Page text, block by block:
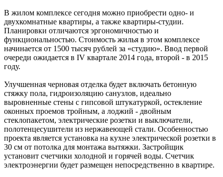
В жилом комплексе сегодня можно приобрести одно- и
двухкомнатные квартиры, а также квартиры-студии.
Планировки отличаются эргономичностью и
функциональностью. Стоимость жилья в этом комплексе
начинается от 1500 тысяч рублей за «студию». Ввод первой
очереди ожидается в IV квартале 2014 года, второй - в 2015
году.
Улучшенная черновая отделка будет включать бетонную
стяжку пола, гидроизоляцию санузлов, идеально
выровненные стены с гипсовой штукатуркой, остекление
оконных проемов тройным, а лоджий - двойным
стеклопакетом, электрические розетки и выключатели,
полотенцесушители из нержавеющей стали. Особенностью
проекта является установка на кухне электрической розетки в
30 см от потолка для монтажа вытяжки. Застройщик
установит счетчики холодной и горячей воды. Счетчик
электроэнергии будет размещен непосредственно в квартире.